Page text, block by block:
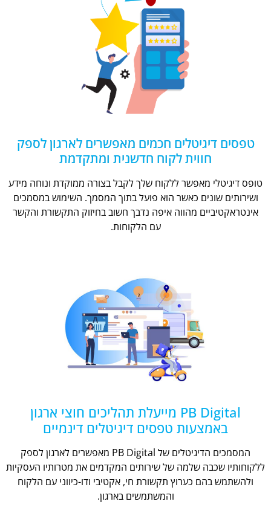
טפסים דיגיטלים חכמים מאפשרים לארגון לספק
חווית לקוח חדשנית ומתקדמת
טופס דיגיטלי מאפשר ללקוח שלך לקבל בצורה ממוקדת ונוחה מידע
ושירותים שונים כאשר הוא פועל בתוך המסמך. השימוש במסמכים
אינטראקטיביים מהווה איפה נדבך חשוב בחיזוק התקשורת והקשר
עם הלקוחות.
PB Digital מייעלת תהליכים חוצי ארגון
באמצעות טפסים דיגיטלים דינמיים
המסמכים הדיגיטלים של PB Digital מאפשרים לארגון לספק
ללקוחותיו שכבה שלמה של שירותים המקדמים את מטרותיו העסקיות
ולהשתמש בהם כערוץ תקשורת חי, אקטיבי ודו-כיווני עם הלקוח
והמשתמשים בארגון.